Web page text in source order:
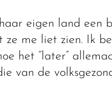
eigen land een
ze me liet zien. Ik
het “later”
van de